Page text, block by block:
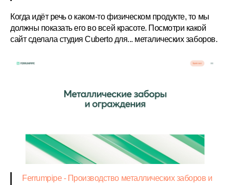
Когда идёт речь о каком-то физическом продукте, то мы
должны показать его во всей красоте. Посмотри какой
сайт сделала студия Cuberto для... металических заборов.
Ferrumpipe - Производство металлических заборов и